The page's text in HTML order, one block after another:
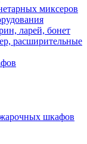
миксеров
ларей, бонет
расширительные
шкафов